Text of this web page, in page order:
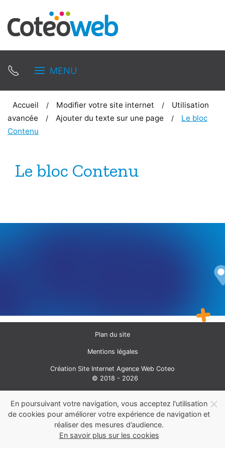
MENU
Accueil Modifier votre site internet
Utilisation
avancée
Ajouter du texte sur une page
Le bloc
Contenu
Le bloc Contenu
Plan du site
Mentions légales
Création Site Internet Agence Web Coteo
© 2018 - 2026
En poursuivant votre navigation, vous acceptez l'utilisation
de cookies pour améliorer votre expérience de navigation et
réaliser des mesures d’audience.
En savoir plus sur les cookies